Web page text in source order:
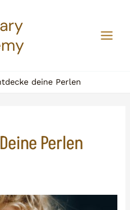
deine Perlen
Perlen